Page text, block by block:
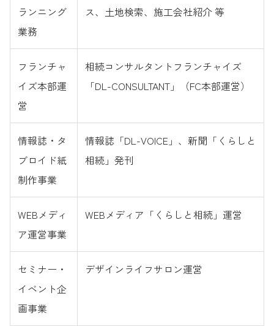
ランニング
業務
ス、土地検索、施工会社紹介 等
フランチャ
イズ本部運
営
相続コンサルタントフランチャイズ
「DL-CONSULTANT」（FC本部運営）
情報誌・タ
ブロイド紙
制作事業
情報誌「DL-VOICE」、新聞「くらしと
相続」発刊
WEBメディ
ア運営事業
WEBメディア「くらしと相続」運営
セミナー・
イベント企
画事業
デザインライフサロン運営